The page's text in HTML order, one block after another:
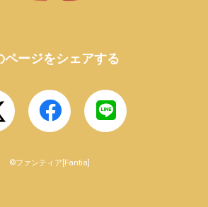
ページをシェアする
©ファンティア[Fantia]